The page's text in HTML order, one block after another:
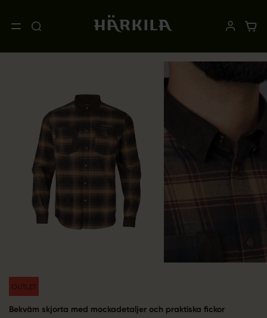
OUTLET
Bekväm skjorta med mockadetaljer och praktiska fickor